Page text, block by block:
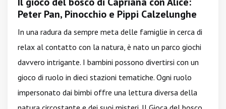
Peter Pan, Pinocchio e Pippi Calzelunghe
In una radura da sempre meta delle famiglie in cerca di
relax al contatto con la natura, è nato un parco giochi
davvero intrigante. I bambini possono divertirsi con un
gioco di ruolo in dieci stazioni tematiche. Ogni ruolo
impersonato dai bimbi offre una lettura diversa della